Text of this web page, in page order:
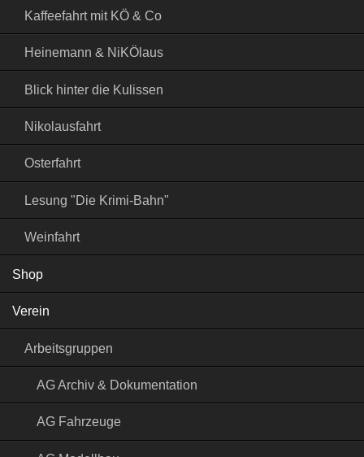
Kaffeefahrt mit KÖ & Co
Heinemann & NiKÖlaus
Blick hinter die Kulissen
Nikolausfahrt
Osterfahrt
Lesung "Die Krimi-Bahn"
Weinfahrt
Shop
Verein
Arbeitsgruppen
AG Archiv & Dokumentation
AG Fahrzeuge